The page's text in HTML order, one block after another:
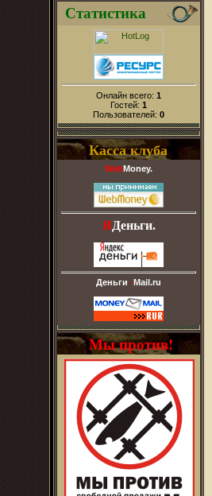
Статистика
Онлайн всего: 1
Гостей: 1
Пользователей: 0
Касса клуба
WebMoney.
ЯДеньги.
Деньги -Mail.ru
Мы против!